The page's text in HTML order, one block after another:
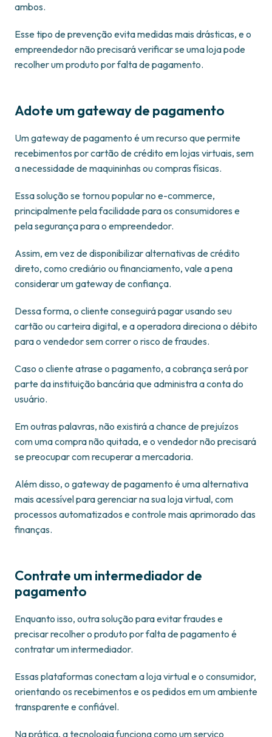
ambos.
Esse tipo de prevenção evita medidas mais drásticas, e o
empreendedor não precisará verificar se uma loja pode
recolher um produto por falta de pagamento.
Adote um gateway de pagamento
Um gateway de pagamento é um recurso que permite
recebimentos por cartão de crédito em lojas virtuais, sem
a necessidade de maquininhas ou compras físicas.
Essa solução se tornou popular no e-commerce,
principalmente pela facilidade para os consumidores e
pela segurança para o empreendedor.
Assim, em vez de disponibilizar alternativas de crédito
direto, como crediário ou financiamento, vale a pena
considerar um gateway de confiança.
Dessa forma, o cliente conseguirá pagar usando seu
cartão ou carteira digital, e a operadora direciona o débito
para o vendedor sem correr o risco de fraudes.
Caso o cliente atrase o pagamento, a cobrança será por
parte da instituição bancária que administra a conta do
usuário.
Em outras palavras, não existirá a chance de prejuízos
com uma compra não quitada, e o vendedor não precisará
se preocupar com recuperar a mercadoria.
Além disso, o gateway de pagamento é uma alternativa
mais acessível para gerenciar na sua loja virtual, com
processos automatizados e controle mais aprimorado das
finanças.
Contrate um intermediador de
pagamento
Enquanto isso, outra solução para evitar fraudes e
precisar recolher o produto por falta de pagamento é
contratar um intermediador.
Essas plataformas conectam a loja virtual e o consumidor,
orientando os recebimentos e os pedidos em um ambiente
transparente e confiável.
Na prática, a tecnologia funciona como um serviço